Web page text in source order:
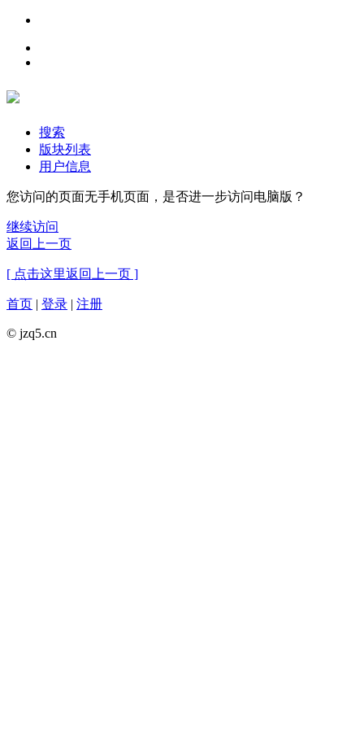
搜索
版块列表
用户信息
您访问的页面无手机页面，是否进一步访问电脑版？
继续访问
返回上一页
[ 点击这里返回上一页 ]
首页 | 登录 | 注册
© jzq5.cn